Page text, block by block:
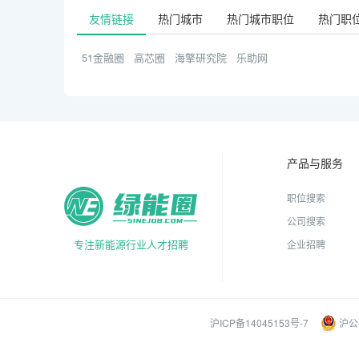
友情链接 热门城市 热门城市职位 热门职
51金融圈 高芯圈 海擎研究院 乐助网
专注新能源行业人才招聘
产品与服务
职位搜索
公司搜索
企业招聘
沪ICP备14045153号-7 沪